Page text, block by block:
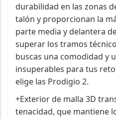
durabilidad en las zonas
talón y proporcionan la
parte media y delantera
superar los tramos
buscas una comodidad y
insuperables para tus
elige las Prodigio 2.
+Exterior de malla 3D
tenacidad, que mantiene